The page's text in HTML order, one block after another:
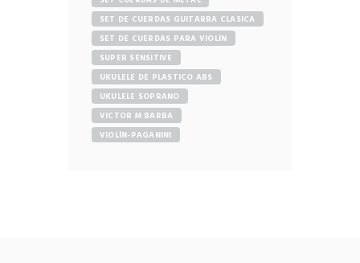
SET DE CUERDAS GUITARRA CLASICA
SET DE CUERDAS PARA VIOLÍN
SUPER SENSITIVE
UKULELE DE PLASTICO ABS
UKULELE SOPRANO
VICTOR M BARBA
VIOLÍN-PAGANINI